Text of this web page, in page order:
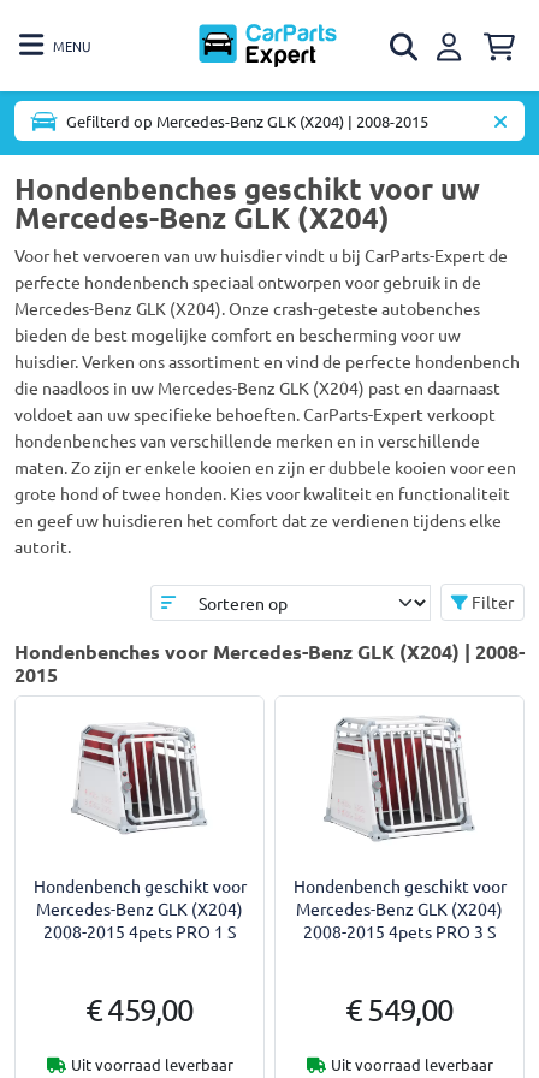
MENU
Gefilterd op Mercedes-Benz GLK (X204) | 2008-2015
Hondenbenches geschikt voor uw
Mercedes-Benz GLK (X204)
Voor het vervoeren van uw huisdier vindt u bij CarParts-Expert de
perfecte hondenbench speciaal ontworpen voor gebruik in de
Mercedes-Benz GLK (X204). Onze crash-geteste autobenches
bieden de best mogelijke comfort en bescherming voor uw
huisdier. Verken ons assortiment en vind de perfecte hondenbench
die naadloos in uw Mercedes-Benz GLK (X204) past en daarnaast
voldoet aan uw specifieke behoeften. CarParts-Expert verkoopt
hondenbenches van verschillende merken en in verschillende
maten. Zo zijn er enkele kooien en zijn er dubbele kooien voor een
grote hond of twee honden. Kies voor kwaliteit en functionaliteit
en geef uw huisdieren het comfort dat ze verdienen tijdens elke
autorit.
Filter
Hondenbenches voor Mercedes-Benz GLK (X204) | 2008-
2015
Hondenbench geschikt voor
Mercedes-Benz GLK (X204)
2008-2015 4pets PRO 1 S
€ 459,00
Uit voorraad leverbaar
Hondenbench geschikt voor
Mercedes-Benz GLK (X204)
2008-2015 4pets PRO 3 S
€ 549,00
Uit voorraad leverbaar